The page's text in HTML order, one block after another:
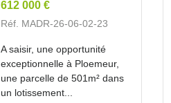
612 000 €
Réf. MADR-26-06-02-23
A saisir, une opportunité
exceptionnelle à Ploemeur,
une parcelle de 501m² dans
un lotissement...